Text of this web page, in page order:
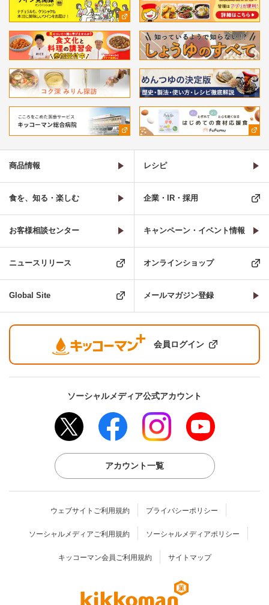
商品情報 レシピ
食を、知る・楽しむ 企業・IR・採用
お客様相談センター キャンペーン・イベント情報
ニュースリリース オンラインショップ
Global Site メールマガジン登録
会員ログイン
ソーシャルメディア公式アカウント
アカウント一覧
ウェブサイトご利用規約 プライバシーポリシー
ソーシャルメディアご利用規約 ソーシャルメディアポリシー
キッコーマン会員ご利用規約 サイトマップ